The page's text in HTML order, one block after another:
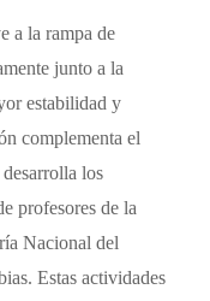
a la rampa de
junto a la
estabilidad y
complementa el
los
profesores de la
Nacional del
Estas actividades